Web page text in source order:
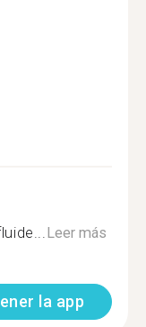
Leer más
la app